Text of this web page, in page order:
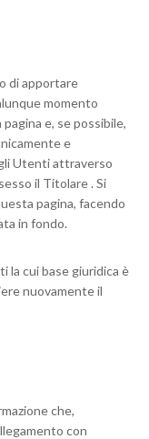
di apportare
momento
e, se possibile,
e
Utenti attraverso
il Titolare . Si
pagina, facendo
in fondo.
la cui base giuridica è
nuovamente il
che,
con